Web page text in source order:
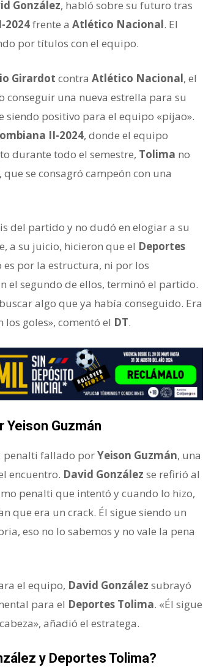
González, habló sobre su futuro tras
2024frente a Atlético Nacional. El
por títulos con el equipo.
Girardot contra Atlético Nacional, el
conseguir una nueva estrella para su
siendo positivo para el equipo «pijao».
II-2024, donde el equipo
durante todo el semestre, Tolima no
, que se consagró campeón con una
del partido y no dudó en elogiar a su
a su juicio, hicieron que el Deportes
por la estructura, ni por los
el segundo de ellos, terminó el partido.
algo que ya había conseguido. Era
goles», comentó el DT.
Guzmán
penalti fallado porYeison Guzmán, una
encuentro. David González se refirió al
penalti que intentó y cuando lo hizo,
que era un crack. Él sigue siendo un
eso no lo sabemos y no vale la pena
el equipo, David González subrayó
para el Deportes Tolima. «Él sigue
añadió el estratega.
y Deportes Tolima?